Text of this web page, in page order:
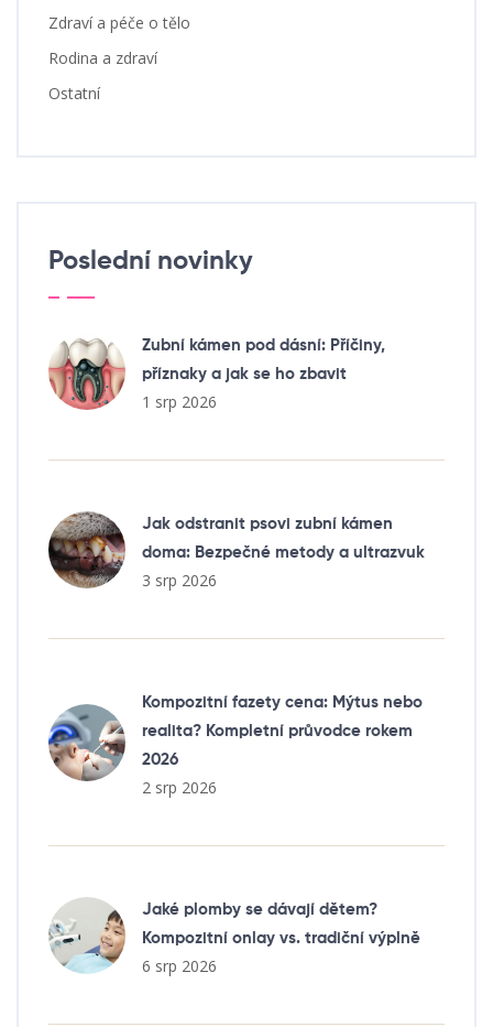
Zdraví a péče o tělo
Rodina a zdraví
Ostatní
Poslední novinky
Zubní kámen pod dásní: Příčiny,
příznaky a jak se ho zbavit
1 srp 2026
Jak odstranit psovi zubní kámen
doma: Bezpečné metody a ultrazvuk
3 srp 2026
Kompozitní fazety cena: Mýtus nebo
realita? Kompletní průvodce rokem
2026
2 srp 2026
Jaké plomby se dávají dětem?
Kompozitní onlay vs. tradiční výplně
6 srp 2026